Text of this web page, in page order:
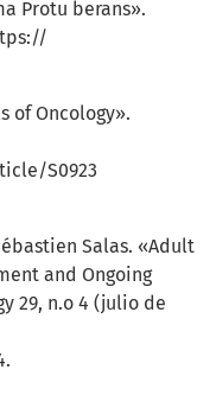
Protu berans».
of Oncology».
S0923
Salas. «Adult
and Ongoing
29, n.o 4 (julio de